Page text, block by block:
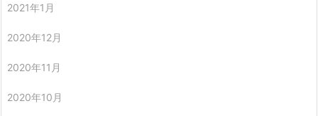
2021年1月
2020年12月
2020年11月
2020年10月